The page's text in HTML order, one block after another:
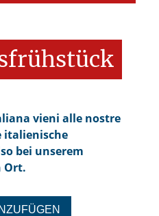
vieni alle nostre
italienische
bei unserem
Ort.